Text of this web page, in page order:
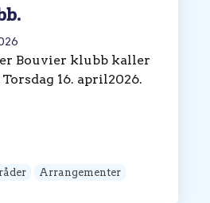
Bouvier klubb kaller
16. april2026.
Arrangementer